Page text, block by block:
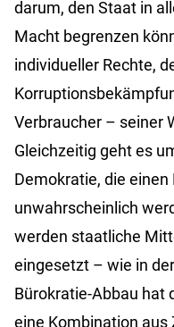
darum, den Staat in
Macht begrenzen
individueller Rechte,
Verbraucher – seiner
Gleichzeitig geht es
Demokratie, die
unwahrscheinlich
werden staatliche
eingesetzt – wie in
Bürokratie-Abbau hat
eine Kombination aus